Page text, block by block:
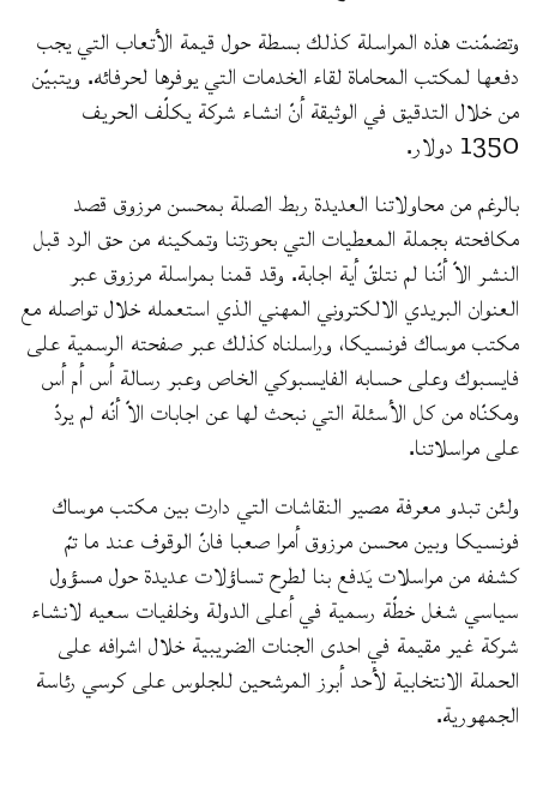
وتضمّنت هذه المراسلة كذلك بسطة حول قيمة الأتعاب التي يجب
دفعها لمكتب المحاماة لقاء الخدمات التي يوفرها لحرفائه. ويتبيّن
من خلال التدقيق في الوثيقة أنّ انشاء شركة يكلّف الحريف
1350 دولار.
بالرغم من محاولاتنا العديدة ربط الصلة بمحسن مرزوق قصد
مكافحته بجملة المعطيات التي بحوزتنا وتمكينه من حق الرد قبل
النشر الاّ أنّنا لم نتلقّ أية اجابة. وقد قمنا بمراسلة مرزوق عبر
العنوان البريدي الالكتروني المهني الذي استعمله خلال تواصله مع
مكتب موساك فونسيكا، وراسلناه كذلك عبر صفحته الرسمية على
فايسبوك وعلى حسابه الفايسبوكي الخاص وعبر رسالة أس أم أس
ومكنّاه من كل الأسئلة التي نبحث لها عن اجابات الاّ أنّه لم يردّ
على مراسلاتنا.
ولئن تبدو معرفة مصير النقاشات التي دارت بين مكتب موساك
فونسيكا وبين محسن مرزوق أمرا صعبا فانّ الوقوف عند ما تمّ
كشفه من مراسلات يَدفع بنا لطرح تساؤلات عديدة حول مسؤول
سياسي شغل خطّة رسمية في أعلى الدولة وخلفيات سعيه لانشاء
شركة غير مقيمة في احدى الجنات الضريبية خلال اشرافه على
الحملة الانتخابية لأحد أبرز المرشحين للجلوس على كرسي رئاسة
الجمهورية.